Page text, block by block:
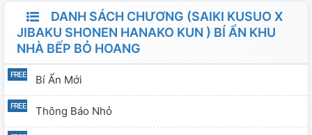
DANH SÁCH CHƯƠNG (SAIKI KUSUO X
JIBAKU SHONEN HANAKO KUN ) BÍ ẨN KHU
NHÀ BẾP BỎ HOANG
Bí Ẩn Mới
Thông Báo Nhỏ